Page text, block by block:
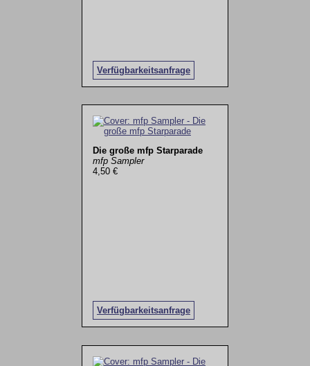
Verfügbarkeitsanfrage
Die große mfp Starparade
mfp Sampler
4,50 €
Verfügbarkeitsanfrage